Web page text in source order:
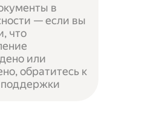
в
— если вы
что
или
обратитесь к